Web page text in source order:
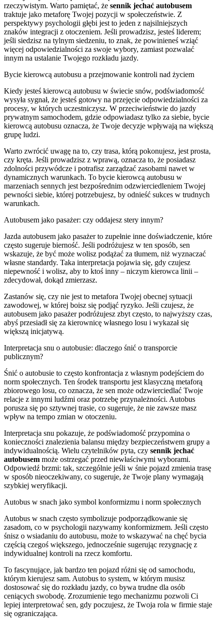
rzeczywistym. Warto pamiętać, że sennik jechać autobusem
traktuje jako metaforę Twojej pozycji w społeczeństwie. Z
perspektywy psychologii głębi jest to jeden z najsilniejszych
znaków integracji z otoczeniem. Jeśli prowadzisz, jesteś liderem;
jeśli siedzisz na tylnym siedzeniu, to znak, że powinieneś wziąć
więcej odpowiedzialności za swoje wybory, zamiast pozwalać
innym na ustalanie Twojego rozkładu jazdy.
Bycie kierowcą autobusu a przejmowanie kontroli nad życiem
Kiedy jesteś kierowcą autobusu w świecie snów, podświadomość
wysyła sygnał, że jesteś gotowy na przejęcie odpowiedzialności za
procesy, w których uczestniczysz. W przeciwieństwie do jazdy
prywatnym samochodem, gdzie odpowiadasz tylko za siebie, bycie
kierowcą autobusu oznacza, że Twoje decyzje wpływają na większą
grupę ludzi.
Warto zwrócić uwagę na to, czy trasa, którą pokonujesz, jest prosta,
czy kręta. Jeśli prowadzisz z wprawą, oznacza to, że posiadasz
zdolności przywódcze i potrafisz zarządzać zasobami nawet w
dynamicznych warunkach. To bycie kierowcą autobusu w
marzeniach sennych jest bezpośrednim odzwierciedleniem Twojej
pewności siebie, której potrzebujesz, by odnieść sukces w trudnych
warunkach.
Autobusem jako pasażer: czy oddajesz stery innym?
Jazda autobusem jako pasażer to zupełnie inne doświadczenie, które
często sugeruje bierność. Jeśli podróżujesz w ten sposób, sen
wskazuje, że być może wolisz podążać za tłumem, niż wyznaczać
własne standardy. Taka interpretacja pojawia się, gdy czujesz
niepewność i wolisz, aby to ktoś inny – niczym kierowca linii –
zdecydował, dokąd zmierzasz.
Zastanów się, czy nie jest to metafora Twojej obecnej sytuacji
zawodowej, w której boisz się podjąć ryzyko. Jeśli czujesz, że
autobusem jako pasażer podróżujesz zbyt często, to najwyższy czas,
abyś przesiadł się za kierownicę własnego losu i wykazał się
większą inicjatywą.
Interpretacja snu o autobusie: dlaczego śnić o transporcie
publicznym?
Śnić o autobusie to często konfrontacja z własnym podejściem do
norm społecznych. Ten środek transportu jest klasyczną metaforą
zbiorowego losu, co oznacza, że sen może odzwierciedlać Twoje
relacje z innymi ludźmi oraz potrzebę przynależności. Autobus
porusza się po sztywnej trasie, co sugeruje, że nie zawsze masz
wpływ na tempo zmian w otoczeniu.
Interpretacja snu pokazuje, że podświadomość przypomina o
konieczności znalezienia balansu między bezpieczeństwem grupy a
indywidualnością. Wielu czytelników pyta, czy sennik jechać
autobusem może ostrzegać przed niewłaściwymi wyborami.
Odpowiedź brzmi: tak, szczególnie jeśli w śnie pojazd zmienia trasę
w sposób nieoczekiwany, co sugeruje, że Twoje plany wymagają
szybkiej weryfikacji.
Autobus w snach jako symbol konformizmu i norm społecznych
Autobus w snach często symbolizuje podporządkowanie się
zasadom, co w psychologii nazywamy konformizmem. Jeśli często
śnisz o wsiadaniu do autobusu, może to wskazywać na chęć bycia
częścią czegoś większego, jednocześnie sugerując rezygnację z
indywidualnej kontroli na rzecz komfortu.
To fascynujące, jak bardzo ten pojazd różni się od samochodu,
którym kierujesz sam. Autobus to system, w którym musisz
dostosować się do rozkładu jazdy, co bywa trudne dla osób
ceniących swobodę. Zrozumienie tego mechanizmu pozwoli Ci
lepiej interpretować sen, gdy poczujesz, że Twoja rola w firmie staje
się ograniczająca.